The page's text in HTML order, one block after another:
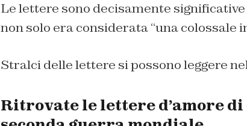
Le lettere sono decisamente
non solo era considerata “una colossale
Stralci delle lettere si possono leggere
Ritrovate le lettere d’amore